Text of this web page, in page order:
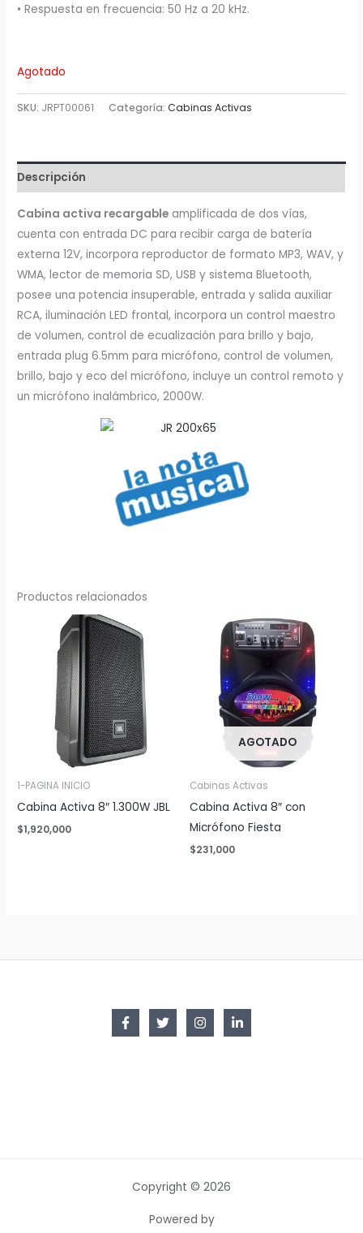
• Respuesta en frecuencia: 50 Hz a 20 kHz.
Agotado
SKU: JRPT00061 Categoría:Cabinas Activas
Descripción
Cabina activa recargable amplificada de dos vías,
cuenta con entrada DC para recibir carga de batería
externa 12V, incorpora reproductor de formato MP3, WAV, y
WMA, lector de memoria SD, USB y sistema Bluetooth,
posee una potencia insuperable, entrada y salida auxiliar
RCA, iluminación LED frontal, incorpora un control maestro
de volumen, control de ecualización para brillo y bajo,
entrada plug 6.5mm para micrófono, control de volumen,
brillo, bajo y eco del micrófono, incluye un control remoto y
un micrófono inalámbrico, 2000W.
Productos relacionados
1-PAGINA INICIO
Cabina Activa 8″ 1.300W JBL
$1,920,000
AGOTADO
Cabinas Activas
Cabina Activa 8″ con
Micrófono Fiesta
$231,000
Copyright © 2026
Powered by